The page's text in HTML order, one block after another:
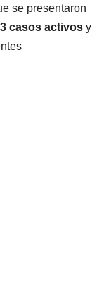
se presentaron
casos activos y